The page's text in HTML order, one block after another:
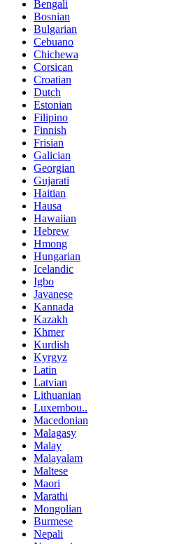
Bengali
Bosnian
Bulgarian
Cebuano
Chichewa
Corsican
Croatian
Dutch
Estonian
Filipino
Finnish
Frisian
Galician
Georgian
Gujarati
Haitian
Hausa
Hawaiian
Hebrew
Hmong
Hungarian
Icelandic
Igbo
Javanese
Kannada
Kazakh
Khmer
Kurdish
Kyrgyz
Latin
Latvian
Lithuanian
Luxembou..
Macedonian
Malagasy
Malay
Malayalam
Maltese
Maori
Marathi
Mongolian
Burmese
Nepali